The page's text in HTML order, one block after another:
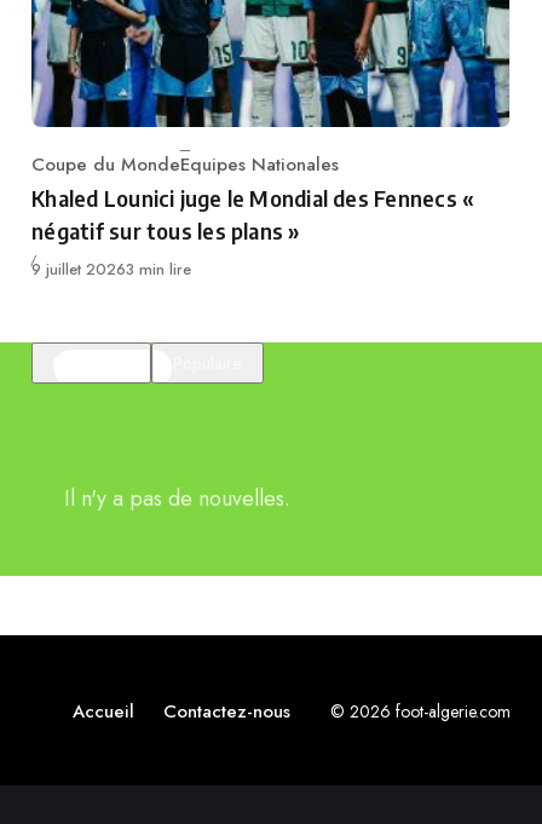
Category
Coupe du MondeEquipes Nationales
Khaled Lounici juge le Mondial des Fennecs «
négatif sur tous les plans »
Publié
9 juillet 20263 min lire
Il n'y a pas de nouvelles.
Accueil Contactez-nous © 2026 foot-algerie.com